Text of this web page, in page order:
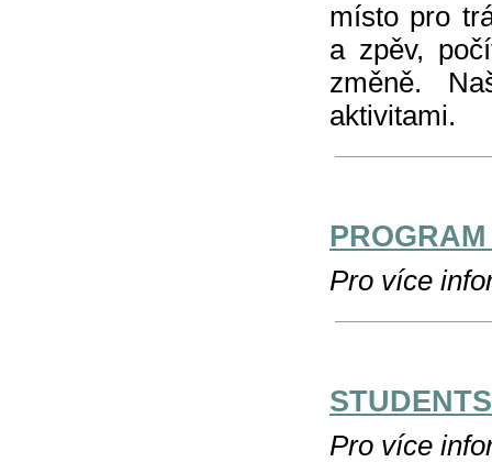
místo pro
a zpěv,
změně.
aktivitami.
Pro více
Pro více